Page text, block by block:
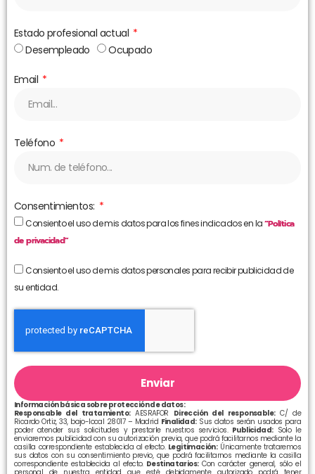
Estado profesional actual
Desempleado
Ocupado
Email
Teléfono
Consentimientos:
Consiento el uso de mis datos para los fines indicados en la“Política
de privacidad”
Consiento el uso de mis datos personales para recibir publicidad de
su entidad.
Enviar
Información básica sobre protección de datos:
Responsable del tratamiento:AESRAFOR Dirección del responsable:C/ de
Ricardo Ortiz, 33, bajo-local 28017 – Madrid Finalidad:Sus datos serán usados para
poder atender sus solicitudes y prestarle nuestros servicios. Publicidad:Solo le
enviaremos publicidad con su autorización previa, que podrá facilitarnos mediante la
casilla correspondiente establecida al efecto. Legitimación:Únicamente trataremos
sus datos con su consentimiento previo, que podrá facilitarnos mediante la casilla
correspondiente establecida al efecto.Destinatarios:Con carácter general, sólo el